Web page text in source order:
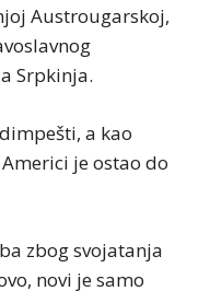
Austrougarskoj,
Srpkinja.
a kao
je ostao do
zbog svojatanja
novi je samo